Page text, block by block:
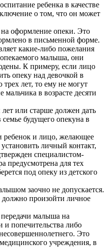
ребенка в качестве
о том, что он может
оформление опеки. Это
в письменной форме.
какие-либо пожелания
малыша, они
К примеру, если лицо
опеку над девочкой в
трех лет, то ему не могут
в возрасте десяти
лет или старше должен дать
будущего опекуна в
ребенок и лицо, желающее
личный контакт,
специалистом-
предусмотрена для тех
под опеку из детского
заочно не допускается.
произойти личное
передачи малыша на
и попечительства либо
Это
учреждения, в